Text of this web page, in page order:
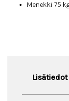
Menekki 75
Lisätiedot